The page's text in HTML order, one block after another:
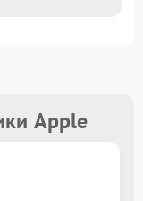
Apple